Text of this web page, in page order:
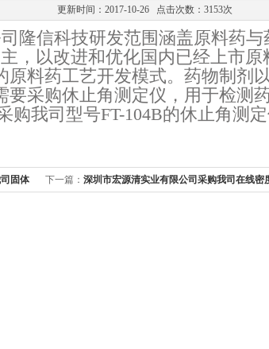
更新时间：2017-10-26 点击次数：3153次
隆信科技研发范围涵盖原料药
，以改进和优化国内已经上市
原料药工艺开发模式。药物制剂
要采购休止角测定仪，用于检测
购我司型号FT-104B的休止角测定
固体 下一篇： 深圳市宏源清实业有限公司采购我司在线密